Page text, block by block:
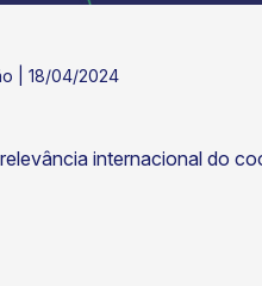
| 18/04/2024
internacional do